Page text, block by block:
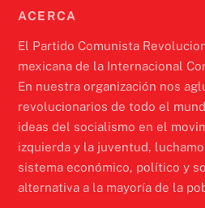
ACERCA
El Partido Comunista
mexicana de la Internacional
En nuestra organización nos
revolucionarios de todo el
ideas del socialismo en el
izquierda y la juventud,
sistema económico, político y
alternativa a la mayoría de la